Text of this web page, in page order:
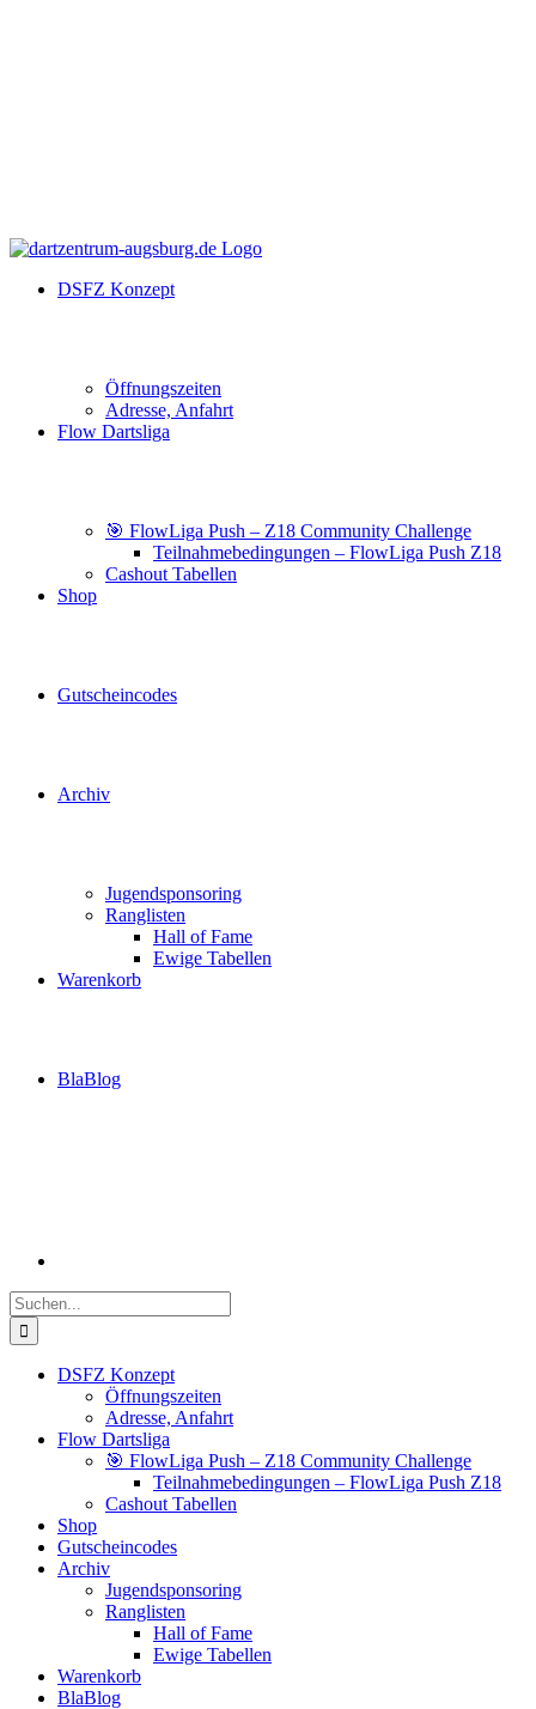
DSFZ Konzept
Öffnungszeiten
Adresse, Anfahrt
Flow Dartsliga
🎯 FlowLiga Push – Z18 Community Challenge
Teilnahmebedingungen – FlowLiga Push Z18
Cashout Tabellen
Shop
Gutscheincodes
Archiv
Jugendsponsoring
Ranglisten
Hall of Fame
Ewige Tabellen
Warenkorb
BlaBlog
Suche
nach:
DSFZ Konzept
Öffnungszeiten
Adresse, Anfahrt
Flow Dartsliga
🎯 FlowLiga Push – Z18 Community Challenge
Teilnahmebedingungen – FlowLiga Push Z18
Cashout Tabellen
Shop
Gutscheincodes
Archiv
Jugendsponsoring
Ranglisten
Hall of Fame
Ewige Tabellen
Warenkorb
BlaBlog